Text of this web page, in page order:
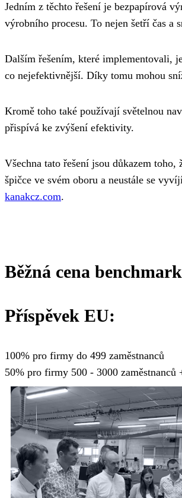
Jedním z těchto řešení je bezpapírová
výrobního procesu. To nejen šetří čas a
Dalším řešením, které implementovali,
co nejefektivnější. Díky tomu mohou
Kromě toho také používají světelnou
přispívá ke zvýšení efektivity.
Všechna tato řešení jsou důkazem
špičce ve svém oboru a neustále se
kanakcz.com.
Běžná cena
Příspěvek EU:
100% pro firmy do 499 zaměstnanců
50% pro firmy 500 - 3000